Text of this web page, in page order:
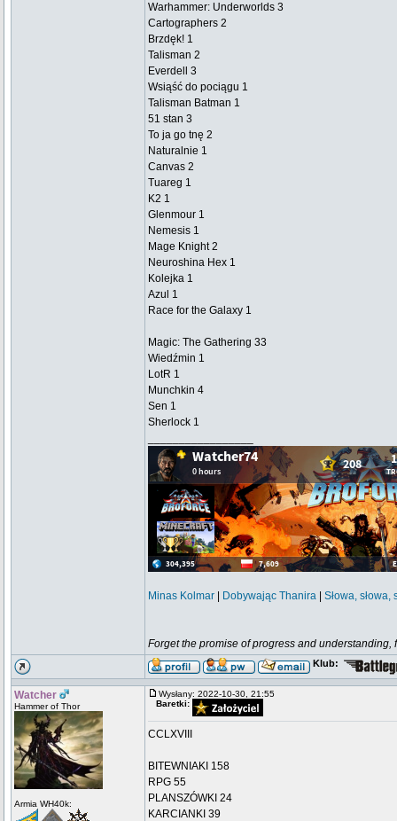
Warhammer: Underworlds 3
Cartographers 2
Brzdęk! 1
Talisman 2
Everdell 3
Wsiąść do pociągu 1
Talisman Batman 1
51 stan 3
To ja go tnę 2
Naturalnie 1
Canvas 2
Tuareg 1
K2 1
Glenmour 1
Nemesis 1
Mage Knight 2
Neuroshina Hex 1
Kolejka 1
Azul 1
Race for the Galaxy 1
Magic: The Gathering 33
Wiedźmin 1
LotR 1
Munchkin 4
Sen 1
Sherlock 1
Minas Kolmar Dobywając Thanira Słowa, słowa,
Forget the promise of progress and
Klub:
Watcher
Hammer of Thor
Armia WH40k:
Wysłany: 2022-10-30, 21:55
Baretki:
CCLXVIII
BITEWNIAKI 158
RPG 55
PLANSZÓWKI 24
KARCIANKI 39